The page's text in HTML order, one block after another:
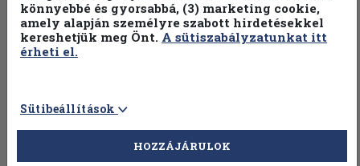
Vissza az előző oldalra
könnyebbé és gyorsabbá, (3) marketing cookie,
amely alapján személyre szabott hirdetésekkel
kereshetjük meg Önt. A sütiszabályzatunkat itt
érheti el.
Sütibeállítások
HOZZÁJÁRULOK